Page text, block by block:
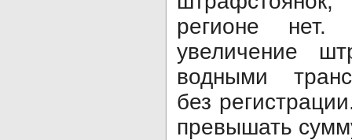
регионе
увеличение
водными
без
превышать